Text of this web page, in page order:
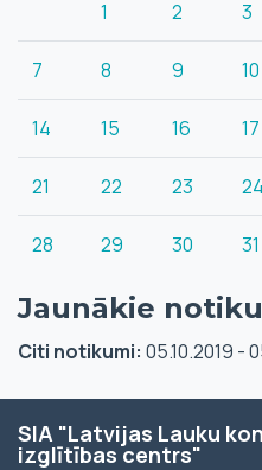
1 2 3
7 8 9 10
14 15 16 17
21 22 23 24
28 29 30 31
Jaunākie
Citi notikumi: 05.10.2019 -
SIA "Latvijas Lauku
izglītības centrs"